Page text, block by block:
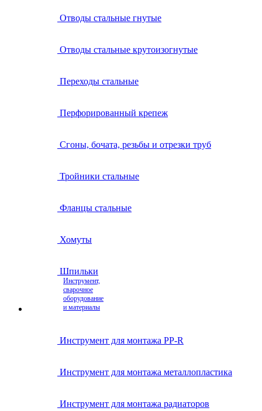
Отводы стальные гнутые
Отводы стальные крутоизогнутые
Переходы стальные
Перфорированный крепеж
Сгоны, бочата, резьбы и отрезки труб
Тройники стальные
Фланцы стальные
Хомуты
Шпильки
Инструмент,
сварочное
оборудование
и материалы
Инструмент для монтажа PP-R
Инструмент для монтажа металлопластика
Инструмент для монтажа радиаторов